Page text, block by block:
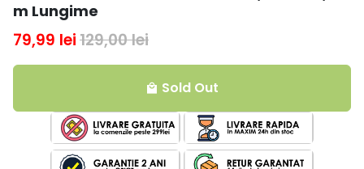
m Lungime
79,99 lei129,00 lei
local_mall Sold Out